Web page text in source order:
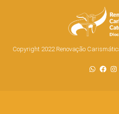
Copyright 2022 Renovação